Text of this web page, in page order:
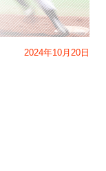
2024年10月20日